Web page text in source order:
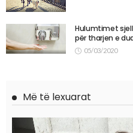
Hulumtimet
për tharjen e
05/03/2020
Më të lexuarat